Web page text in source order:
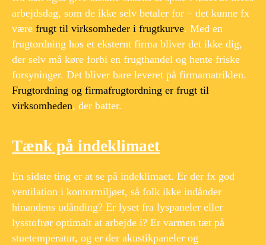
arbejdsdag, som de ikke selv betaler for – det kunne fx
være frugt til virksomheder i frugtkurve. Med en
frugtordning hos et eksternt firma bliver det ikke dig,
der selv må køre forbi en frugthandel og hente friske
forsyninger. Det bliver bare leveret på firmamatriklen.
Frugtordning og firmafrugtordning er frugt til
virksomheden, der batter.
Tænk på indeklimaet
En sidste ting er at se på indeklimaet. Er der fx god
ventilation i kontormiljøet, så folk ikke indånder
hinandens udånding? Er lyset fra lyspaneler eller
lysstofrør optimalt at arbejde i? Er varmen tæt på
stuetemperatur, og er der akustikpaneler og